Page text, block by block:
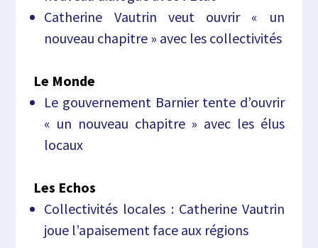
Catherine Vautrin veut ouvrir « un
nouveau chapitre » avec les collectivités
Le Monde
Le gouvernement Barnier tente d’ouvrir
« un nouveau chapitre » avec les élus
locaux
Les Echos
Collectivités locales : Catherine Vautrin
joue l’apaisement face aux régions